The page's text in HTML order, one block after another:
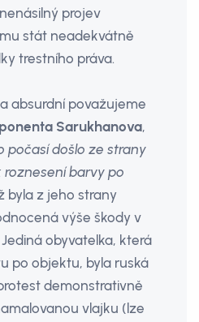
projev
stát neadekvátně
trestního práva.
absurdní považujeme
Sarukhanova,
počasí došlo ze strany
barvy po
byla z jeho strany
výše škody v
Jediná obyvatelka, která
po objektu, byla ruská
demonstrativně
vlajku (lze